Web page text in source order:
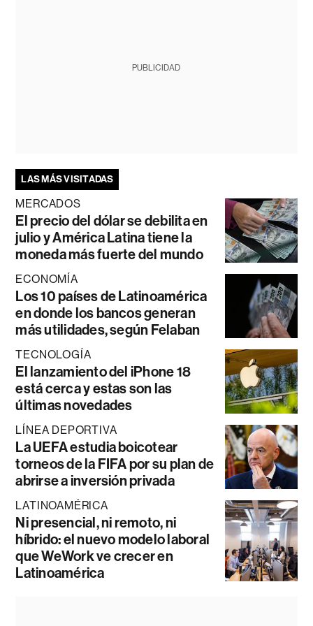
PUBLICIDAD
LAS MÁS VISITADAS
MERCADOS
El precio del dólar se debilita en
julio y América Latina tiene la
moneda más fuerte del mundo
ECONOMÍA
Los 10 países de Latinoamérica
en donde los bancos generan
más utilidades, según Felaban
TECNOLOGÍA
El lanzamiento del iPhone 18
está cerca y estas son las
últimas novedades
LÍNEA DEPORTIVA
La UEFA estudia boicotear
torneos de la FIFA por su plan de
abrirse a inversión privada
LATINOAMÉRICA
Ni presencial, ni remoto, ni
híbrido: el nuevo modelo laboral
que WeWork ve crecer en
Latinoamérica